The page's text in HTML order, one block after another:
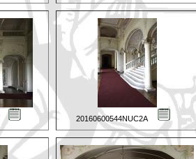
20160600544NUC2A